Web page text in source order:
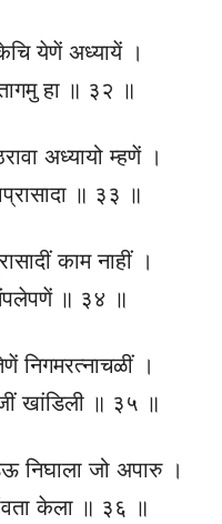
येणें अध्यायें ।
हा ॥ ३२ ॥
अध्यायो म्हणें ।
॥ ३३ ॥
काम नाहीं ।
॥ ३४ ॥
निगमरत्नाचळीं ।
खांडिली ॥ ३५ ॥
निघाला जो अपारु ।
केला ॥ ३६ ॥